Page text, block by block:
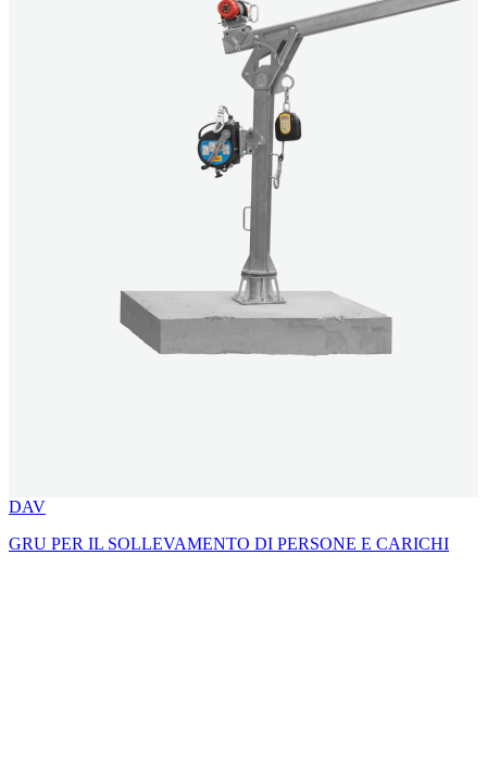
DAV
GRU PER IL SOLLEVAMENTO DI PERSONE E CARICHI